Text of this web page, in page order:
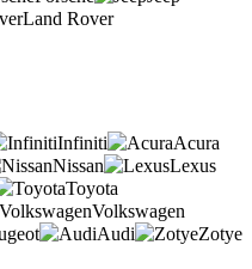
Land Rover
Infiniti
Acura
Nissan
Lexus
Toyota
Volkswagen
Audi Zotye